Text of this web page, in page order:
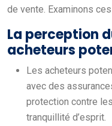
de vente. Examinons
La perception
acheteurs
Les acheteurs
avec des
protection contre
tranquillité d’esprit.